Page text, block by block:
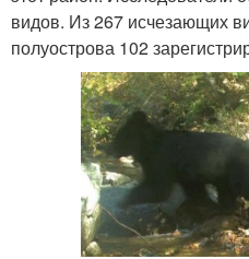
видов. Из 267 исчезающих
полуострова 102